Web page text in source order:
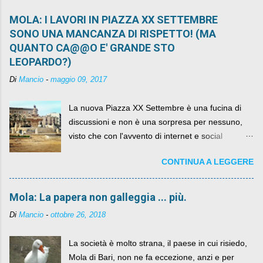
MOLA: I LAVORI IN PIAZZA XX SETTEMBRE
SONO UNA MANCANZA DI RISPETTO! (MA
QUANTO CA@@O E' GRANDE STO
LEOPARDO?)
Di Mancio - maggio 09, 2017
La nuova Piazza XX Settembre è una fucina di
discussioni e non è una sorpresa per nessuno,
visto che con l'avvento di internet e social
sua lasciandone anche traccia scritta nel web.
CONTINUA A LEGGERE
Mola: La papera non galleggia ... più.
Di Mancio - ottobre 26, 2018
La società è molto strana, il paese in cui risiedo,
Mola di Bari, non ne fa eccezione, anzi e per